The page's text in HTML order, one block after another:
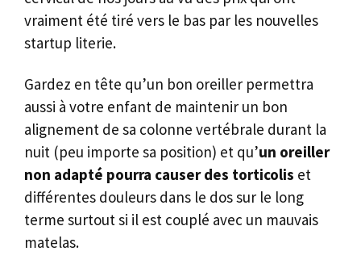
vraiment été tiré vers le bas par les nouvelles
startup literie.
Gardez en tête qu’un bon oreiller permettra
aussi à votre enfant de maintenir un bon
alignement de sa colonne vertébrale durant la
nuit (peu importe sa position) et qu’un oreiller
non adapté pourra causer des torticolis et
différentes douleurs dans le dos sur le long
terme surtout si il est couplé avec un mauvais
matelas.